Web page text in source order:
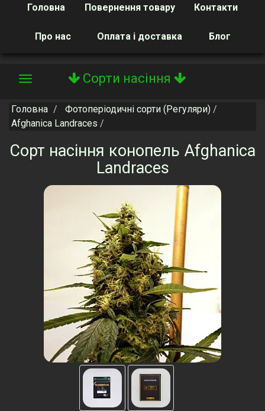
Головна Повернення товару Контакти
Про нас Оплата і доставка Блог
Сорти насіння
Toggle
Головна
Фотоперіодичні сорти (Регуляри)
Afghanica Landraces
Сорт насіння конопель Afghanica
Landraces